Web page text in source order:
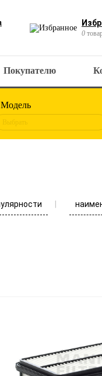
0
Покупателю
Модель
Выбрать